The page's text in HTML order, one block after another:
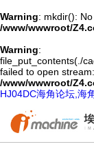
Warning: mkdir():
/www/wwwroot/
Warning:
file_put_contents(./
failed to open
/www/wwwroot/
HJ04DC海角论坛,海